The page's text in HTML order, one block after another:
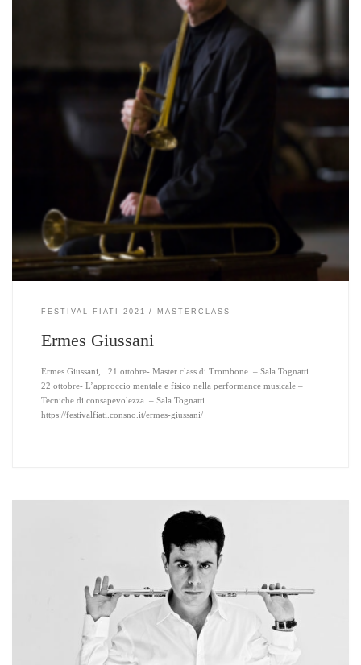
FESTIVAL FIATI 2021 MASTERCLASS
Ermes Giussani
Ermes Giussani, 21 ottobre- Master class di Trombone – Sala Tognatti
22 ottobre- L’approccio mentale e fisico nella performance musicale –
Tecniche di consapevolezza – Sala Tognatti
https://festivalfiati.consno.it/ermes-giussani/